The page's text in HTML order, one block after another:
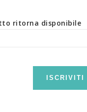
ritorna disponibile
ISCRIVITI